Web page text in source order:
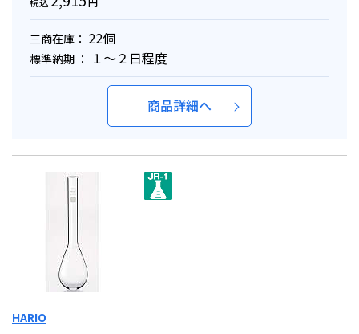
三商在庫： 22個
標準納期 ： １～２日程度
商品詳細へ
HARIO